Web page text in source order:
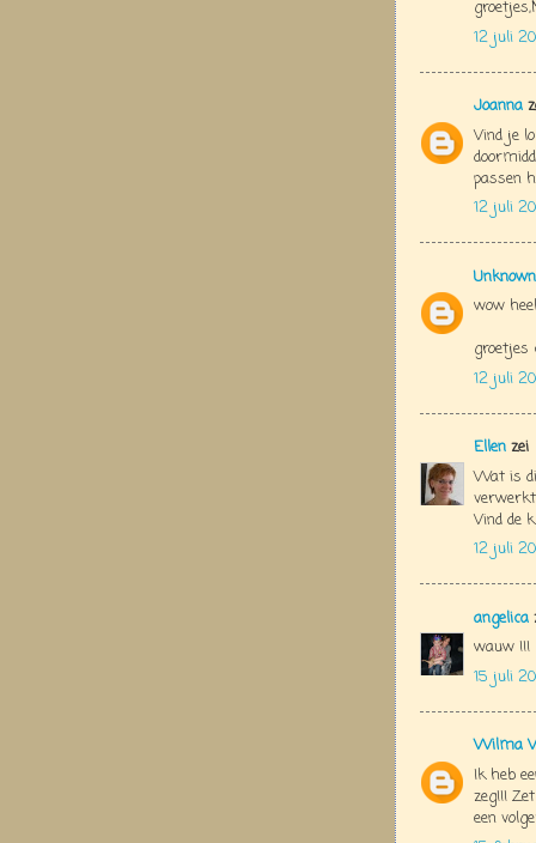
12 juli
Joanna
Vind je
passen
12 juli
Unknown
wow
groetjes
12 juli
Ellen zei
Wat is
Vind de
12 juli
angelica
wauw !!!
15 juli
Wilma
Ik heb
zeg!!!
een